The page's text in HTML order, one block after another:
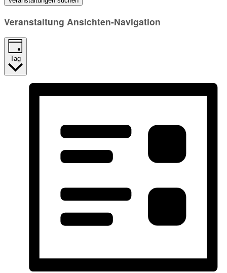
Veranstaltung Ansichten-Navigation
Tag